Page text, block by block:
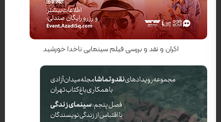
کارگردان: ناصر تقوایی
اکران و نقد و بررسی فیلم سینمایی ناخدا خورشید